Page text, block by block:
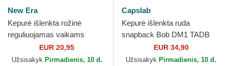
New Era
Kepurė išlenkta rožinė
reguliuojamas vaikams
9FORTY Face SpongeBob ir
Patrick Žvaigždė New Era
EUR 20,95
Užsisakyk Pirmadienis, 10 d.
Capslab
Kepurė išlenkta ruda
snapback Bob DM1 TADB
Minionas Bjaurūsai Capslab
EUR 34,90
Užsisakyk Pirmadienis, 10 d.